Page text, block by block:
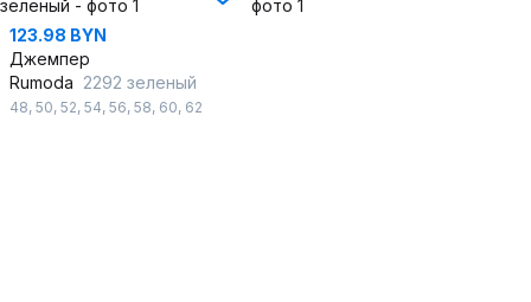
123.98 BYN
Джемпер
Rumoda 2292 зеленый
48, 50, 52, 54, 56, 58, 60, 62